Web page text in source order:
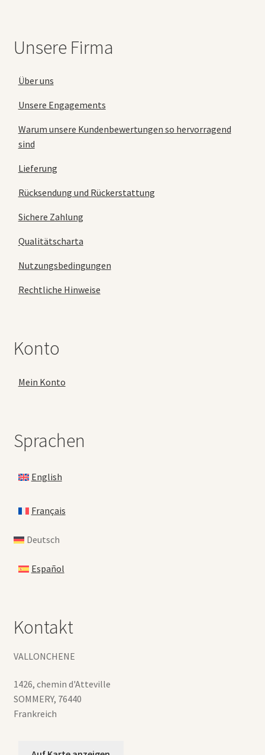
Unsere Firma
Über uns
Unsere Engagements
Warum unsere Kundenbewertungen so hervorragend
sind
Lieferung
Rücksendung und Rückerstattung
Sichere Zahlung
Qualitätscharta
Nutzungsbedingungen
Rechtliche Hinweise
Konto
Mein Konto
Sprachen
English
Français
Deutsch
Español
Kontakt
VALLONCHENE
1426, chemin d'Atteville
SOMMERY, 76440
Frankreich